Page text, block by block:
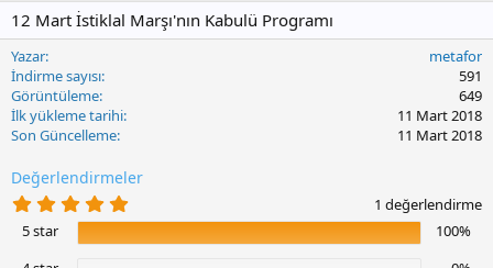
a
t
12 Mart İstiklal Marşı'nın Kabulü Programı
Yazar
metafor
İndirme sayısı
591
Görüntüleme
649
İlk yükleme tarihi
11 Mart 2018
Son Güncelleme
11 Mart 2018
Değerlendirmeler
.
0
0
1 değerlendirme
5 star
100%